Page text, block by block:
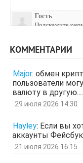
Гость
Подскажите
Гость
Гость
мЛЙК
ащрд
Гость
КОММЕНТАРИИ
Major: обмен
пользователи
валюту в другую....
29 июля 2026 14:30
Hayley: Если вы
аккаунты
21 июля 2026 16:15